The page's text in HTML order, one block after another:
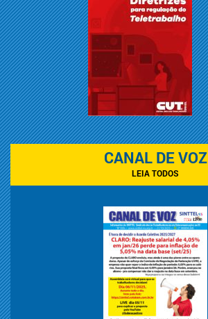
CANAL DE VOZ
LEIA TODOS